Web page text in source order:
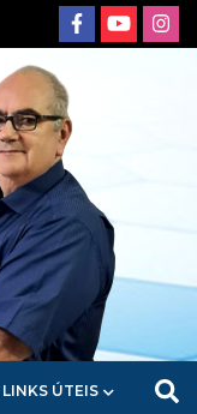
LINKS ÚTEIS